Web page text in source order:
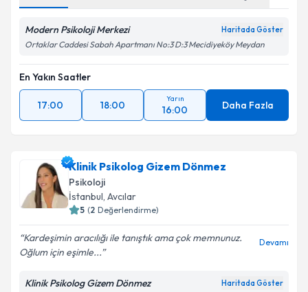
Modern Psikoloji Merkezi Haritada Göster
Ortaklar Caddesi Sabah Apartmanı No:3 D:3 Mecidiyeköy Meydan
En Yakın Saatler
17:00 18:00
Yarın
16:00 Daha Fazla
Klinik Psikolog Gizem Dönmez
Psikoloji
İstanbul, Avcılar
5 (2 Değerlendirme)
Kardeşimin aracılığı ile tanıştık ama çok memnunuz.
Oğlum için eşimle...
Devamı
Klinik Psikolog Gizem Dönmez Haritada Göster